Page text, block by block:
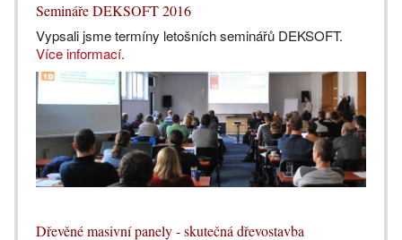
Semináře DEKSOFT 2016
Vypsali jsme termíny letošních seminářů DEKSOFT.
Více informací.
Dřevěné masivní panely - skutečná dřevostavba